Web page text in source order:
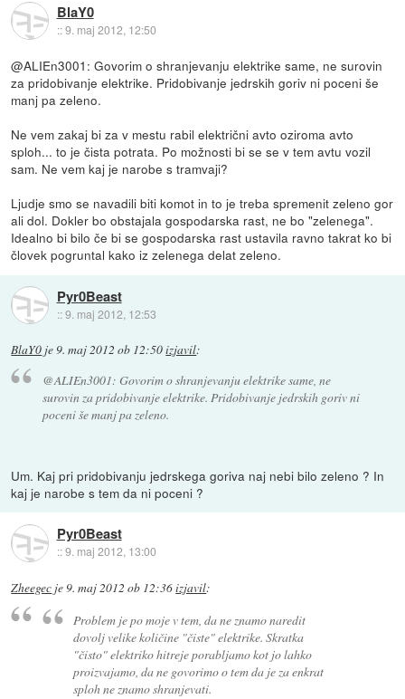
BlaY0
::9. maj 2012, 12:50
@ALIEn3001: Govorim o shranjevanju elektrike same, ne surovin
za pridobivanje elektrike. Pridobivanje jedrskih goriv ni poceni še
manj pa zeleno.
Ne vem zakaj bi za v mestu rabil električni avto oziroma avto
sploh... to je čista potrata. Po možnosti bi se se v tem avtu vozil
sam. Ne vem kaj je narobe s tramvaji?
Ljudje smo se navadili biti komot in to je treba spremenit zeleno gor
ali dol. Dokler bo obstajala gospodarska rast, ne bo "zelenega".
Idealno bi bilo če bi se gospodarska rast ustavila ravno takrat ko bi
človek pogruntal kako iz zelenega delat zeleno.
Pyr0Beast
::9. maj 2012, 12:53
BlaY0 je9. maj 2012 ob 12:50izjavil:
@ALIEn3001: Govorim o shranjevanju elektrike same, ne
surovin za pridobivanje elektrike. Pridobivanje jedrskih goriv ni
poceni še manj pa zeleno.
Um. Kaj pri pridobivanju jedrskega goriva naj nebi bilo zeleno ? In
kaj je narobe s tem da ni poceni ?
Pyr0Beast
::9. maj 2012, 13:00
Zheegec je9. maj 2012 ob 12:36izjavil:
Problem je po moje v tem, da ne znamo naredit
dovolj velike količine "čiste" elektrike. Skratka
"čisto" elektriko hitreje porabljamo kot jo lahko
proizvajamo, da ne govorimo o tem da je za enkrat
sploh ne znamo shranjevati.